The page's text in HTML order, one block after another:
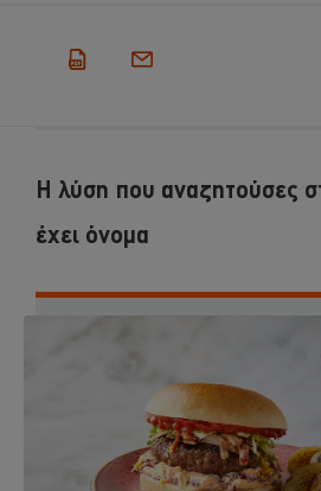
Η λύση που αναζητούσες
έχει όνομα